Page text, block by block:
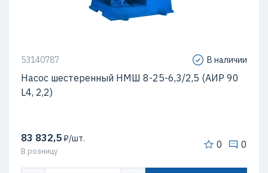
53140787 В наличии
Насос шестеренный НМШ 8-25-6,3/2,5 (АИР 90
L4, 2,2)
83 832,5₽/шт.
В розницу
0 0